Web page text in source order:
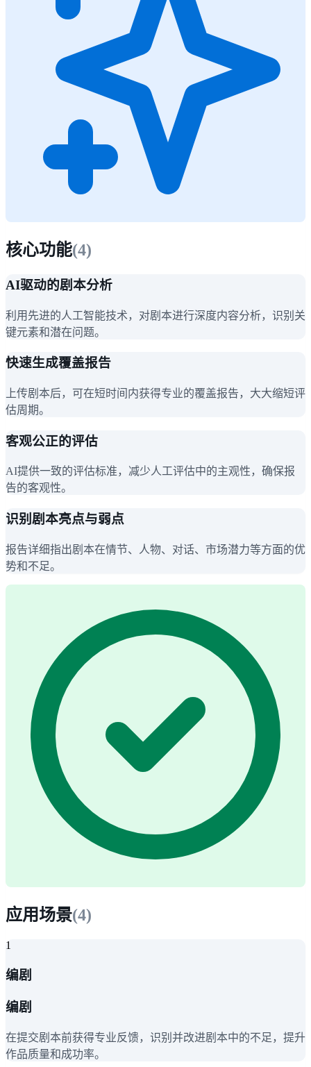
核心功能(4)
AI驱动的剧本分析
利用先进的人工智能技术，对剧本进行深度内容分析，识别关
键元素和潜在问题。
快速生成覆盖报告
上传剧本后，可在短时间内获得专业的覆盖报告，大大缩短评
估周期。
客观公正的评估
AI提供一致的评估标准，减少人工评估中的主观性，确保报
告的客观性。
识别剧本亮点与弱点
报告详细指出剧本在情节、人物、对话、市场潜力等方面的优
势和不足。
应用场景(4)
1
编剧
编剧
在提交剧本前获得专业反馈，识别并改进剧本中的不足，提升
作品质量和成功率。